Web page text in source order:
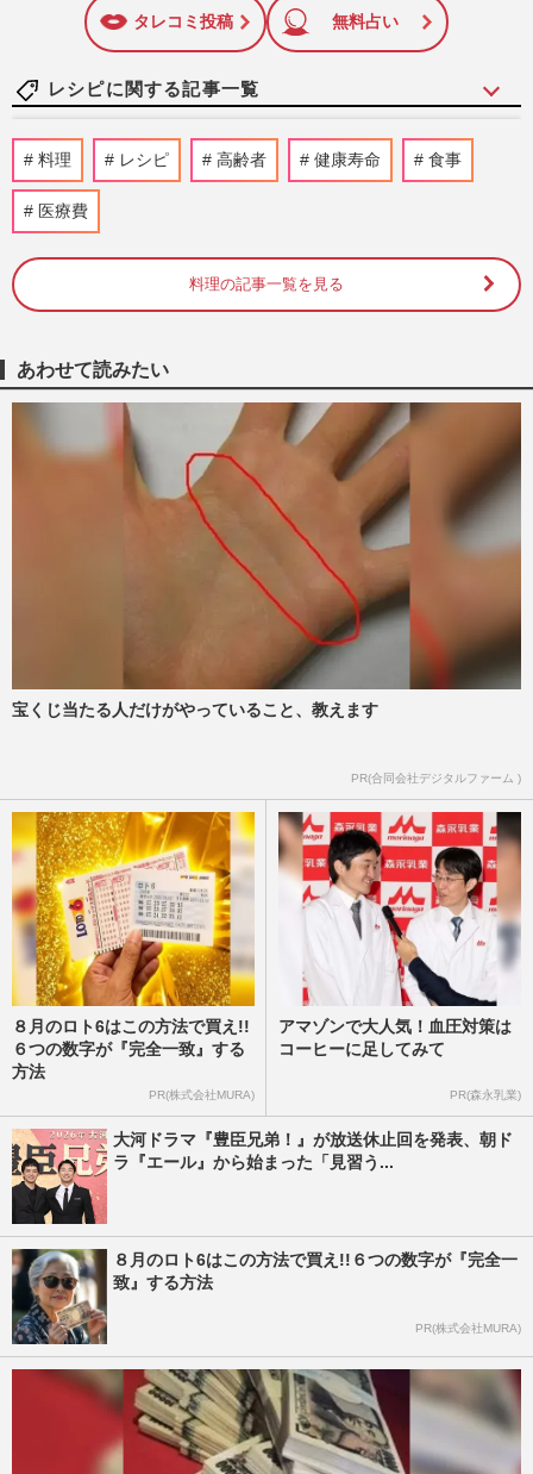
に追加
タレコミ投稿 無料占い
レシピに関する記事一覧
74歳YouTuber・もののはずみさん、99歳
の義母に「特別食は用意しない」家族の健
《泣くことに飽きた》難病・ALS診断を受
けた喫茶店オーナー「子どもたちに“母の
週刊女性2026年5月26日号
《具だくさん減塩スープ11品》洋風からア
ジアンまで「塩分1g以下を実現」栄養士が
教える優しい“減塩レシピ…
週刊女性2026年4月28日・5月5日号 2026/5/4
NHK『トリセツショー』で話題「疲れの
原因は隠れ貧血かも」疲労を溜めない鉄＆
たんぱく質“レシピ5選”
週刊女性2026年5月12日・19日号 2026/5/3
《フライパン1つで完成“ワンパン”パスタ
料理 レシピ 高齢者 健康寿命 食事
医療費
料理の記事一覧を見る
あわせて読みたい
宝くじ当たる人だけがやっていること、教えます
PR(合同会社デジタルファーム )
８月のロト6はこの方法で買え!!
６つの数字が『完全一致』する
方法
PR(株式会社MURA)
アマゾンで大人気！血圧対策は
コーヒーに足してみて
PR(森永乳業)
大河ドラマ『豊臣兄弟！』が放送休止回を発表、朝ド
ラ『エール』から始まった「見習う...
８月のロト6はこの方法で買え!!６つの数字が『完全一
致』する方法
PR(株式会社MURA)